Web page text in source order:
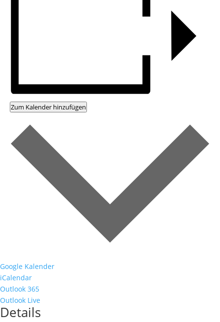
Zum Kalender hinzufügen
Google Kalender
iCalendar
Outlook 365
Outlook Live
Details